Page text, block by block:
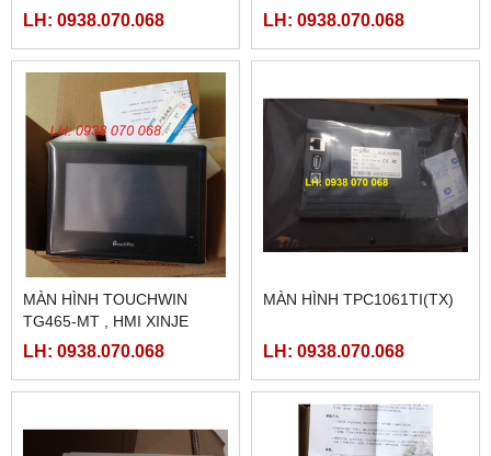
LH: 0938.070.068
CB25, FBS-CB55
LH: 0938.070.068
MÀN HÌNH TOUCHWIN
TG465-MT , HMI XINJE
TG465-MT
LH: 0938.070.068
MÀN HÌNH TPC1061TI(TX)
LH: 0938.070.068